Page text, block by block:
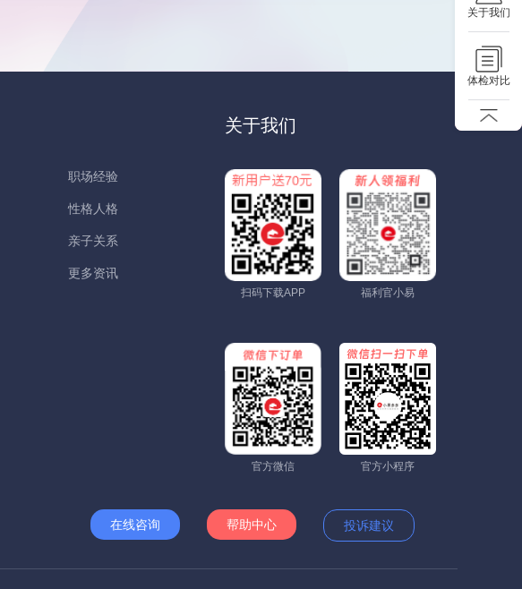
关于我们
体检对比
职场经验
性格人格
亲子关系
更多资讯
关于我们
扫码下载APP 福利官小易
官方微信 官方小程序
在线咨询 帮助中心 投诉建议